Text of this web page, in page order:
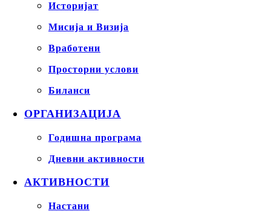
Историјат
Мисија и Визија
Вработени
Просторни услови
Биланси
ОРГАНИЗАЦИЈА
Годишна програма
Дневни активности
АКТИВНОСТИ
Настани